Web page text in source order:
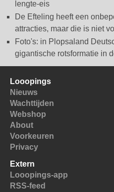
lengte-eis
De Efteling heeft een
attracties, maar die is niet
Foto's: in Plopsaland
gigantische rotsformatie in
Looopings
Nieuws
Wachttijden
Webshop
About
Voorkeuren
Privacy
Extern
Looopings-app
RSS-feed